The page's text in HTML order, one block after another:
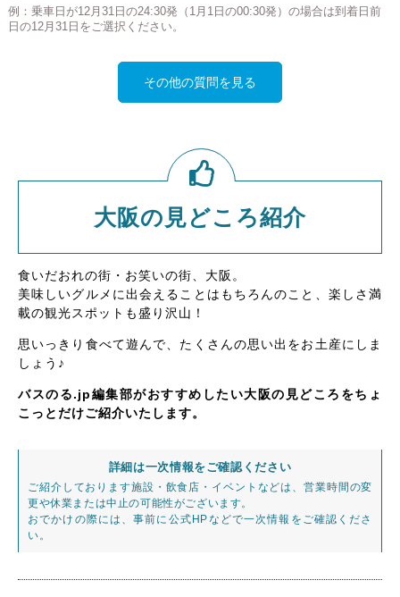
例：乗車日が12月31日の24:30発（1月1日の00:30発）の場合は到着日前
日の12月31日をご選択ください。
その他の質問を見る
大阪の見どころ紹介
食いだおれの街・お笑いの街、大阪。
美味しいグルメに出会えることはもちろんのこと、楽しさ満
載の観光スポットも盛り沢山！
思いっきり食べて遊んで、たくさんの思い出をお土産にしま
しょう♪
バスのる.jp編集部がおすすめしたい大阪の見どころをちょ
こっとだけご紹介いたします。
詳細は一次情報をご確認ください
ご紹介しております施設・飲食店・イベントなどは、営業時間の変
更や休業または中止の可能性がございます。
おでかけの際には、事前に公式HPなどで一次情報をご確認くださ
い。